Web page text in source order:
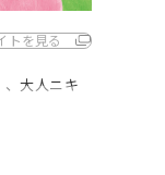
トを見る
大人ニキ